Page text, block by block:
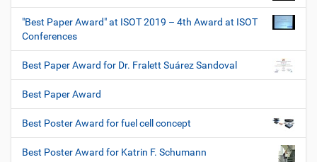
"Best Paper Award" at ISOT 2019 – 4th Award at ISOT
Conferences
Best Paper Award for Dr. Fralett Suárez Sandoval
Best Paper Award
Best Poster Award for fuel cell concept
Best Poster Award for Katrin F. Schumann